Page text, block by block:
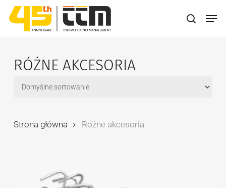
Skip
search
RÓŻNE AKCESORIA
Strona główna Różne akcesoria